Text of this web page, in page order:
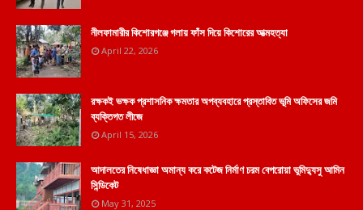
নীলফামারীর কিশোরগঞ্জে গলায় ফাঁস দিয়ে কিশোরের আত্মহত্যা
April 22, 2026
রক্ষকই ভক্ষক প্রশাসনিক ক্ষমতার অপব্যবহারে প্রস্তাবিত ভূমি অফিসের জমি
ব্যক্তিগত লীজে
April 15, 2026
আদালতের নিষেধাজ্ঞা অমান্য করে কটেজ নির্মাণ চরম বেপরোয়া ভুমিদ্যুসু আমিন
সিন্ডিকেট
May 31, 2025